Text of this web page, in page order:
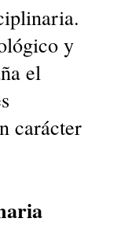
y
el
carácter